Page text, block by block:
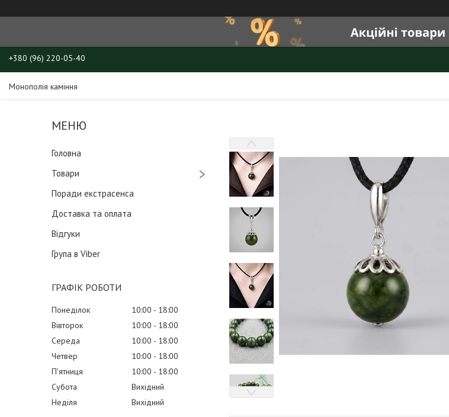
+380 (96) 220-05-40
Монополія каміння
Головна
Товари
Поради екстрасенса
Доставка та оплата
Відгуки
Група в Viber
ГРАФІК РОБОТИ
Понеділок 10:00
18:00
Вівторок
10:00
18:00
Середа
10:00
18:00
Четвер
10:00
18:00
Пʼятниця
10:00
18:00
Субота
Вихідний
Неділя
Вихідний